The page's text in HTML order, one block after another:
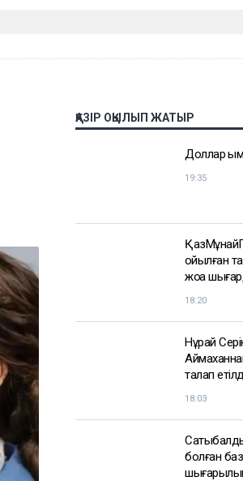
ҚАЗІР ОҚЫЛЫП ЖАТЫР
Доллар
19:35
қойылған
жоққа
18:20
Нұрай
талап
18:03
болған